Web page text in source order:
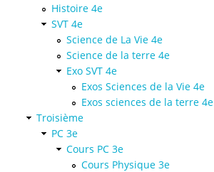
Histoire 4e
SVT 4e
Science de La Vie 4e
Science de la terre 4e
Exo SVT 4e
Exos Sciences de la Vie 4e
Exos sciences de la terre 4e
Troisième
PC 3e
Cours PC 3e
Cours Physique 3e